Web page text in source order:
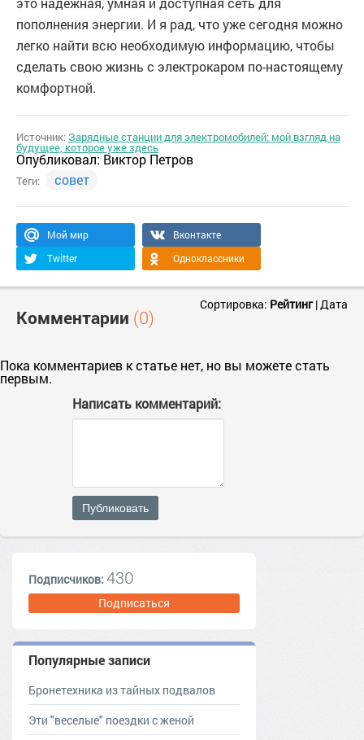
пополнения энергии. И я рад, что уже сегодня можно
легко найти всю необходимую информацию, чтобы
сделать свою жизнь с электрокаром по-настоящему
комфортной.
Источник:Зарядные станции для электромобилей: мой взгляд на
будущее, которое уже здесь
Опубликовал: Виктор Петров
Теги: совет
Мой мир
Вконтакте
Twitter
Одноклассники
Комментарии (0)
Сортировка: Рейтинг|Дата
Пока комментариев к статье нет, но вы можете стать
первым.
Написать комментарий:
Публиковать
Подписчиков: 430
Подписаться
Популярные записи
Бронетехника из тайных подвалов
Эти "веселые" поездки с женой